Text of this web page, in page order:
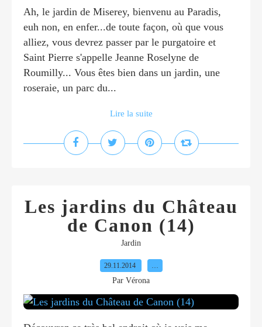
Ah, le jardin de Miserey, bienvenu au Paradis,
euh non, en enfer...de toute façon, où que vous
alliez, vous devrez passer par le purgatoire et
Saint Pierre s'appelle Jeanne Roselyne de
Roumilly... Vous êtes bien dans un jardin, une
roseraie, un parc du...
Lire la suite
Les jardins du Château
de Canon (14)
Jardin
29.11.2014 …
Par Vérona